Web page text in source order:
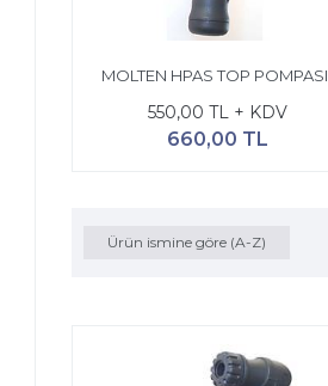
MOLTEN HPAS TOP POMPASI
550,00 TL + KDV
660,00 TL
Ürün ismine göre (A-Z)